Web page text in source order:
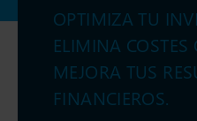
OPTIMIZA TU
ELIMINA COSTES
MEJORA TUS
FINANCIEROS.